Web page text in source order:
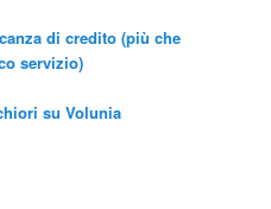
di credito (più che
servizio)
su Volunia